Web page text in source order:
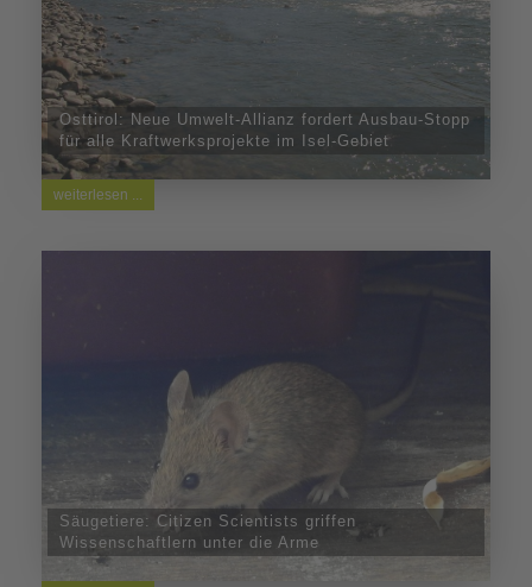
Osttirol: Neue Umwelt-Allianz fordert Ausbau-Stopp
für alle Kraftwerksprojekte im Isel-Gebiet
weiterlesen ...
Säugetiere: Citizen Scientists griffen
Wissenschaftlern unter die Arme